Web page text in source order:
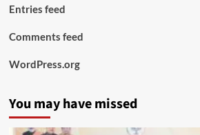
Entries feed
Comments feed
WordPress.org
You may have missed